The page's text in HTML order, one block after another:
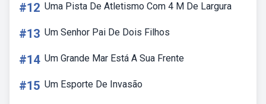
#12 Uma Pista De Atletismo Com 4 M De Largura
#13 Um Senhor Pai De Dois Filhos
#14 Um Grande Mar Está A Sua Frente
#15 Um Esporte De Invasão